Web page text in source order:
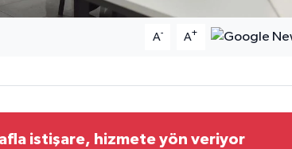
A- A+
istişare, hizmete yön veriyor